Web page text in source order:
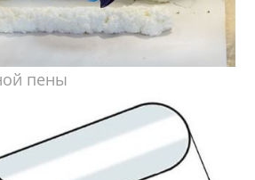
пены